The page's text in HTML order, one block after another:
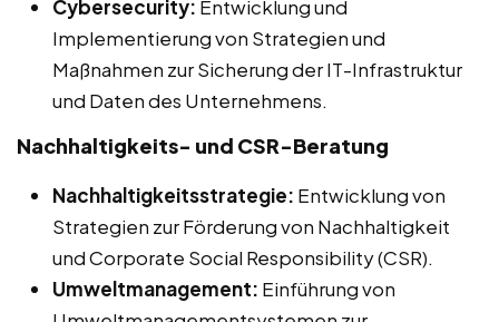
Cybersecurity: Entwicklung und
Implementierung von Strategien und
Maßnahmen zur Sicherung der IT-Infrastruktur
und Daten des Unternehmens.
Nachhaltigkeits- und CSR-Beratung
Nachhaltigkeitsstrategie: Entwicklung von
Strategien zur Förderung von Nachhaltigkeit
und Corporate Social Responsibility (CSR).
Umweltmanagement: Einführung von